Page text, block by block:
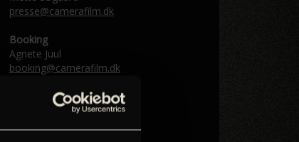
presse@camerafilm.dk
Booking
Agnete Juul
booking@camerafilm.dk
Marketing og distribution